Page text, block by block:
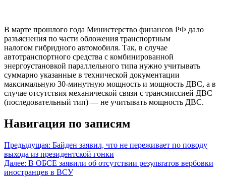
В марте прошлого года Министерство финансов РФ дало
разъяснения по части обложения транспортным
налогом гибридного автомобиля. Так, в случае
автотранспортного средства с комбинированной
энергоустановкой параллельного типа нужно учитывать
суммарно указанные в технической документации
максимальную 30-минутную мощность и мощность ДВС, а в
случае отсутствия механической связи с трансмиссией ДВС
(последовательный тип) — не учитывать мощность ДВС.
Навигация по записям
Предыдущая: Байден заявил, что не переживает по поводу
выхода из президентской гонки
Далее: В ОБСЕ заявили об отсутствии результатов вербовки
иностранцев в ВСУ